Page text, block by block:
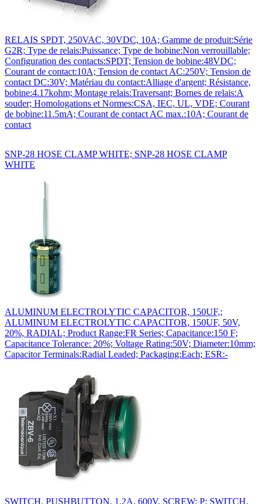
RELAIS SPDT, 250VAC, 30VDC, 10A; Gamme de produit:Série
G2R; Type de relais:Puissance; Type de bobine:Non verrouillable;
Configuration des contacts:SPDT; Tension de bobine:48VDC;
Courant de contact:10A; Tension de contact AC:250V; Tension de
contact DC:30V; Matériau du contact:Alliage d'argent; Résistance,
bobine:4.17kohm; Montage relais:Traversant; Bornes de relais:A
souder; Homologations et Normes:CSA, IEC, UL, VDE; Courant
de bobine:11.5mA; Courant de contact AC max.:10A; Courant de
contact
SNP-28 HOSE CLAMP WHITE; SNP-28 HOSE CLAMP
WHITE
ALUMINUM ELECTROLYTIC CAPACITOR, 150UF,;
ALUMINUM ELECTROLYTIC CAPACITOR, 150UF, 50V,
20%, RADIAL; Product Range:FR Series; Capacitance:150 F;
Capacitance Tolerance: 20%; Voltage Rating:50V; Diameter:10mm;
Capacitor Terminals:Radial Leaded; Packaging:Each; ESR:-
SWITCH, PUSHBUTTON, 1.2A, 600V, SCREW; P; SWITCH,